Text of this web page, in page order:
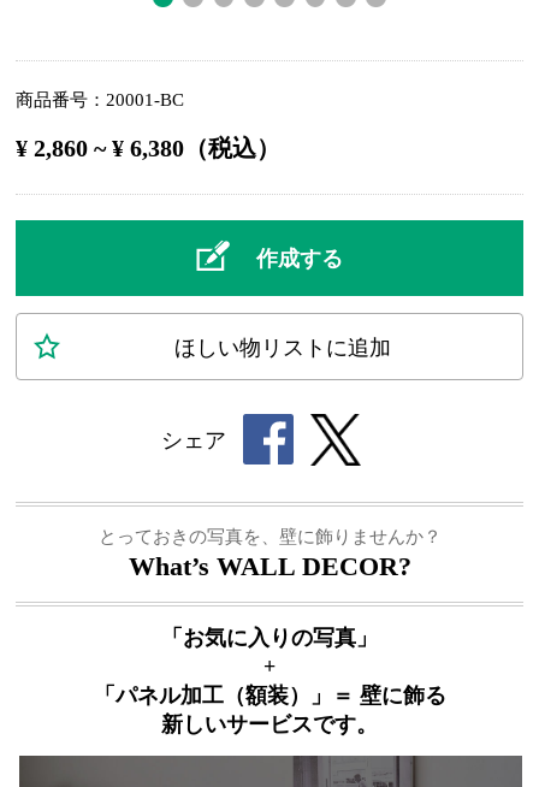
商品番号 20001-BC
¥ 2,860 ~ ¥ 6,380（税込）
作成する
ほしい物 リスト に追加
シェア
とっておきの写真を、壁に飾りませんか？
What’s WALL DECOR?
「お気に入りの写真」
+
「パネル加工（額装）」＝ 壁に飾る
新しいサービスです。